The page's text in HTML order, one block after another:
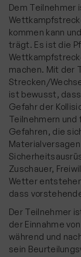
Dem Teilnehmer
kommen kann
trägt. Es ist die
machen. Mit der
Strecken/
ist bewusst,
Gefahr der
Teilnehmern
Gefahren, die
Zuschauer,
Wetter
dass
Der Teilnehmer
der Einnahme
während und
sein